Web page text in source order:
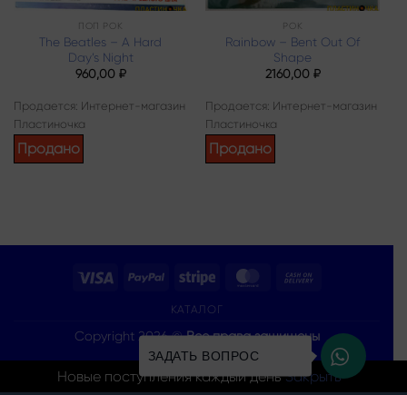
ПОП РОК
The Beatles – A Hard
Day’s Night
960,00 ₽
Продается: Интернет-магазин
Пластиночка
Продано
РОК
Rainbow – Bent Out Of
Shape
2160,00 ₽
Продается: Интернет-магазин
Пластиночка
Продано
Visa PayPal Stripe MasterCard
КАТАЛОГ
Copyright 2026 ©Все права защищены
ЗАДАТЬ ВОПРОС
Новые поступления каждый деньЗакрыть